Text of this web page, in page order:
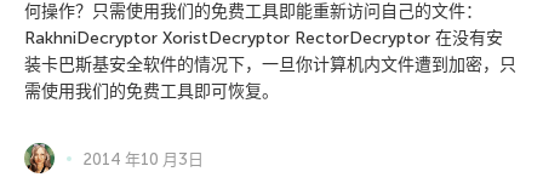
何操作？只需使用我们的免费工具即能重新访问自己的文件：
RakhniDecryptor XoristDecryptor RectorDecryptor 在没有安
装卡巴斯基安全软件的情况下，一旦你计算机内文件遭到加密，只
需使用我们的免费工具即可恢复。
2014 年10 月3日